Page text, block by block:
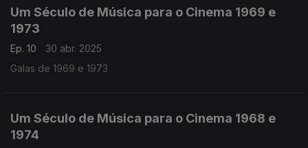
Um Século de Música para o Cinema 1969 e
1973
Ep. 10
30 abr. 2025
Galas de 1969 e 1973
Um Século de Música para o Cinema 1968 e
1974